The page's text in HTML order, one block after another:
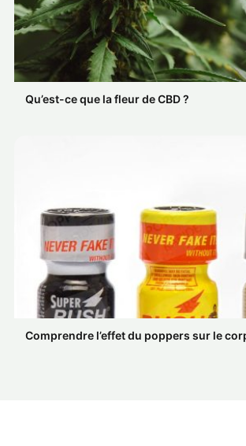
Qu’est-ce que la fleur de CBD ?
Comprendre l’effet du poppers sur le